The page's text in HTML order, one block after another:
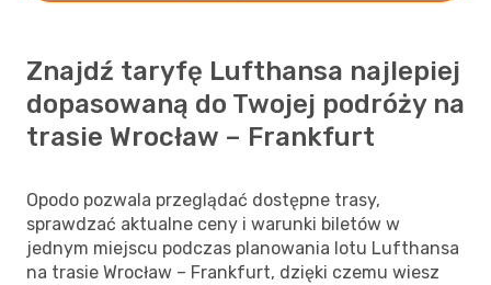
Znajdź taryfę Lufthansa najlepiej
dopasowaną do Twojej podróży na
trasie Wrocław – Frankfurt
Opodo pozwala przeglądać dostępne trasy,
sprawdzać aktualne ceny i warunki biletów w
jednym miejscu podczas planowania lotu Lufthansa
na trasie Wrocław – Frankfurt, dzięki czemu wiesz